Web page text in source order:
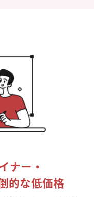
ナー・
的な低価格